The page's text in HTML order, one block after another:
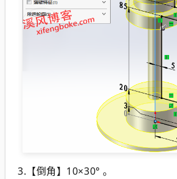
3.【倒角】10×30° 。